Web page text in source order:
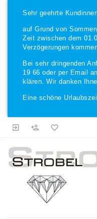
Sehr geehrte
auf Grund von
Zeit zwischen dem
Verzögerungen
Bei sehr dringenden
19 66 oder per Email an
klären. Wir danken
Eine schöne